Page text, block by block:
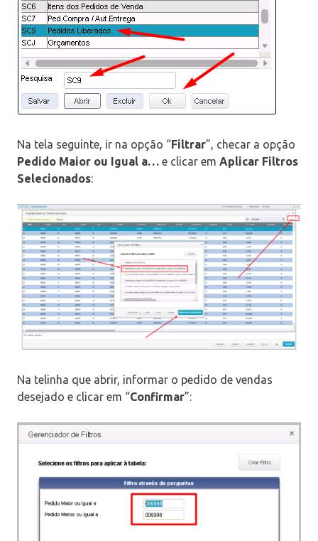
Na tela seguinte, ir na opção “Filtrar”, checar a opção
Pedido Maior ou Igual a… e clicar em Aplicar Filtros
Selecionados:
Na telinha que abrir, informar o pedido de vendas
desejado e clicar em “Confirmar”: